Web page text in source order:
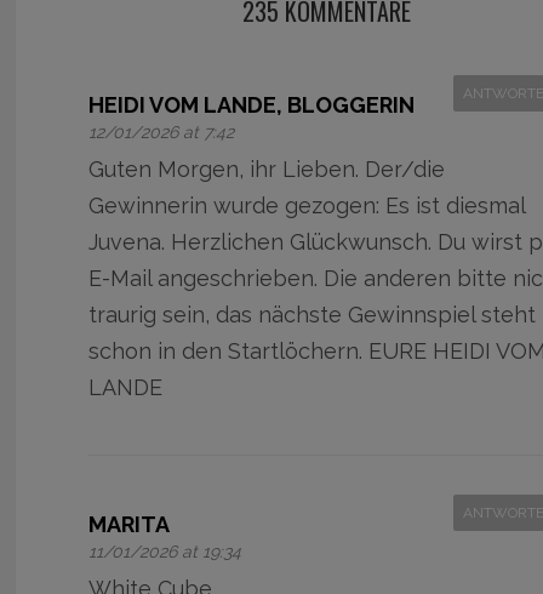
235 KOMMENTARE
HEIDI VOM LANDE, BLOGGERIN
12/01/2026 at 7:42
Guten Morgen, ihr Lieben. Der/die
Gewinnerin wurde gezogen: Es ist diesmal
Juvena. Herzlichen Glückwunsch. Du wirst
E-Mail angeschrieben. Die anderen bitte
traurig sein, das nächste Gewinnspiel steht
schon in den Startlöchern. EURE HEIDI
LANDE
MARITA
11/01/2026 at 19:34
White Cube